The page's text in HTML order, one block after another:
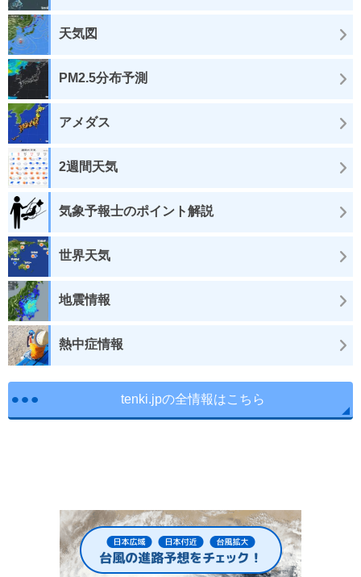
天気図
PM2.5分布予測
アメダス
2週間天気
気象予報士のポイント解説
世界天気
地震情報
熱中症情報
tenki.jpの全情報はこちら